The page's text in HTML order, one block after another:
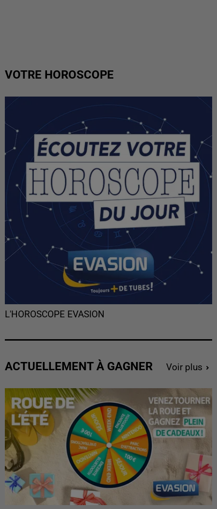
VOTRE HOROSCOPE
L'HOROSCOPE EVASION
ACTUELLEMENT À GAGNER Voir plus